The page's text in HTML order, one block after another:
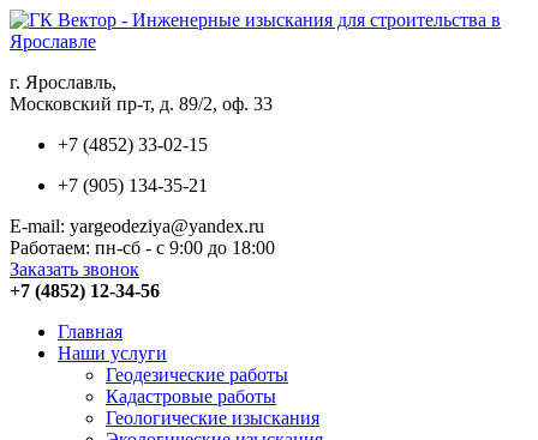
г. Ярославль,
Московский пр-т, д. 89/2, оф. 33
+7 (4852) 33-02-15
+7 (905) 134-35-21
E-mail: yargeodeziya@yandex.ru
Работаем: пн-сб - с 9:00 до 18:00
Заказать звонок
+7 (4852) 12-34-56
Главная
Наши услуги
Геодезические работы
Кадастровые работы
Геологические изыскания